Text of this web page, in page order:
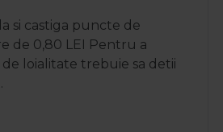
si castiga puncte de
de 0,80 LEI
Pentru a
loialitate trebuie sa detii